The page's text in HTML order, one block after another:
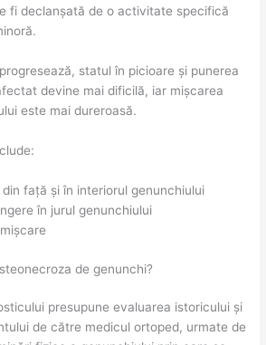
fi declanșată de o activitate specifică
statul în picioare și punerea
devine mai dificilă, iar mișcarea
este mai dureroasă.
față și în interiorul genunchiului
în jurul genunchiului
de genunchi?
presupune evaluarea istoricului și
de către medicul ortoped, urmate de